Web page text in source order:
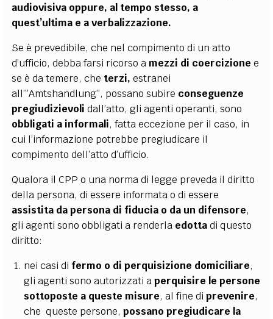
audiovisiva oppure, al tempo stesso, a
quest’ultima e a verbalizzazione.
Se è prevedibile, che nel compimento di un atto
d’ufficio, debba farsi ricorso a mezzi di coercizione e
se è da temere, che terzi, estranei
all’”Amtshandlung”, possano subire conseguenze
pregiudizievoli dall’atto, gli agenti operanti, sono
obbligati a informali, fatta eccezione per il caso, in
cui l’informazione potrebbe pregiudicare il
compimento dell’atto d’ufficio.
Qualora il CPP o una norma di legge preveda il diritto
della persona, di essere informata o di essere
assistita da persona di fiducia o da un difensore,
gli agenti sono obbligati a renderla edottadi questo
diritto:
nei casi di fermo o di perquisizione domiciliare,
gli agenti sono autorizzati aperquisire le persone
sottoposte a queste misure, al fine diprevenire,
che queste persone,possano pregiudicare la